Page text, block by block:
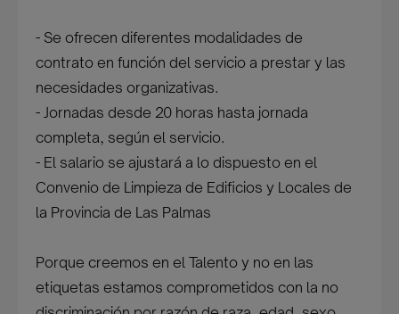
- Se ofrecen diferentes modalidades de
contrato en función del servicio a prestar y las
necesidades organizativas.
- Jornadas desde 20 horas hasta jornada
completa, según el servicio.
- El salario se ajustará a lo dispuesto en el
Convenio de Limpieza de Edificios y Locales de
la Provincia de Las Palmas
Porque creemos en el Talento y no en las
etiquetas estamos comprometidos con la no